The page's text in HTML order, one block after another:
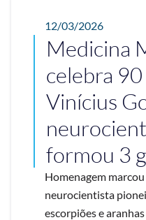
12/03/2026
Medicina
celebra
Vinícius
formou 3
Homenagem
neurocientista
escorpiões e